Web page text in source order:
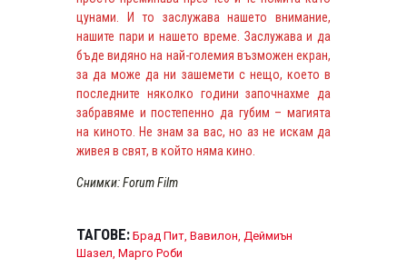
цунами. И то заслужава нашето внимание,
нашите пари и нашето време. Заслужава и да
бъде видяно на най-големия възможен екран,
за да може да ни зашемети с нещо, което в
последните няколко години започнахме да
забравяме и постепенно да губим – магията
на киното. Не знам за вас, но аз не искам да
живея в свят, в който няма кино.
Снимки: Forum Film
ТАГОВЕ: Брад Пит Вавилон Деймиън
Шазел Марго Роби